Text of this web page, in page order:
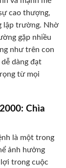
cao thượng,
lập trường. Nhờ
gặp nhiều
như trên con
dàng đạt
từ mọi
Chìa
là một trong
ảnh hưởng
trong cuộc